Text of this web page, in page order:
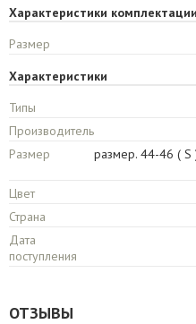
Характеристики комплектации
Размер
Характеристики
Типы
Производитель
Размер
размер. 44-46 ( S
Цвет
Страна
Дата
поступления
ОТЗЫВЫ